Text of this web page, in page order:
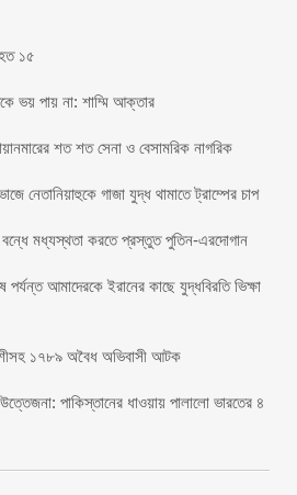
১৫
ভয় পায় না: শাম্মি আক্তার
শত শত সেনা ও বেসামরিক নাগরিক
নেতানিয়াহুকে গাজা যুদ্ধ থামাতে ট্রাম্পের চাপ
মধ্যস্থতা করতে প্রস্তুত পুতিন-এরদোগান
পর্যন্ত আমাদেরকে ইরানের কাছে যুদ্ধবিরতি ভিক্ষা
১৭৮৯ অবৈধ অভিবাসী আটক
পাকিস্তানের ধাওয়ায় পালালো ভারতের ৪